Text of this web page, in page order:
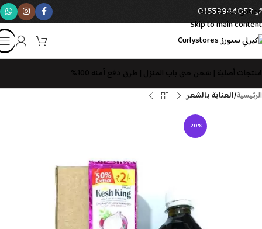
Skip to navigation
Skip to main content
01559944058
مُنتجات أصلية | شحن حتى باب المنزل | طرق دفع آمنه 100%
الرئيسية العناية بالشعر
-20%